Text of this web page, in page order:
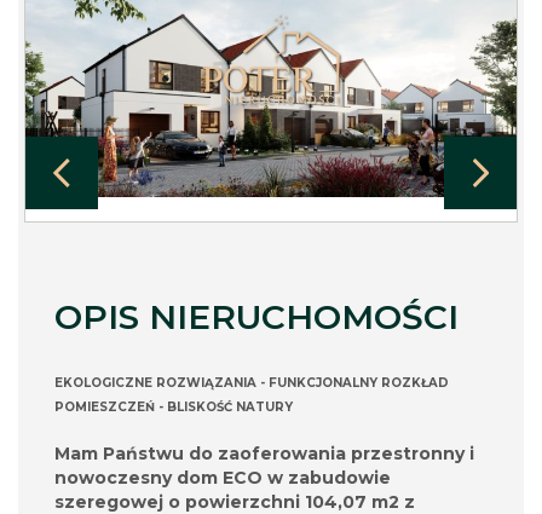
OPIS NIERUCHOMOŚCI
EKOLOGICZNE ROZWIĄZANIA - FUNKCJONALNY ROZKŁAD
POMIESZCZEŃ - BLISKOŚĆ NATURY
Mam Państwu do zaoferowania przestronny i
nowoczesny dom ECO w zabudowie
szeregowej o powierzchni 104,07 m2 z